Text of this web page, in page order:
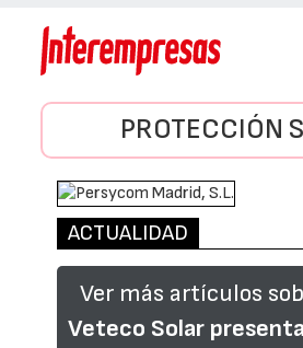
PROTECCIÓN
ACTUALIDAD
Ver más artículos
Veteco Solar